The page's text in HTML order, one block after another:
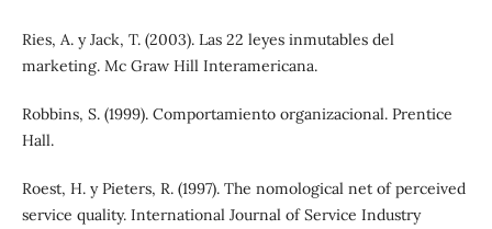
Ries, A. y Jack, T. (2003). Las 22 leyes inmutables del
marketing. Mc Graw Hill Interamericana.
Robbins, S. (1999). Comportamiento organizacional. Prentice
Hall.
Roest, H. y Pieters, R. (1997). The nomological net of perceived
service quality. International Journal of Service Industry